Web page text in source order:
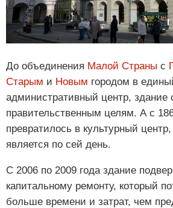
До объединения Малой Страны с
Старым и Новым городом в
административный центр, здание
правительственным целям. А с
превратилось в культурный
является по сей день.
С 2006 по 2009 года здание
капитальному ремонту, который
больше времени и затрат, чем